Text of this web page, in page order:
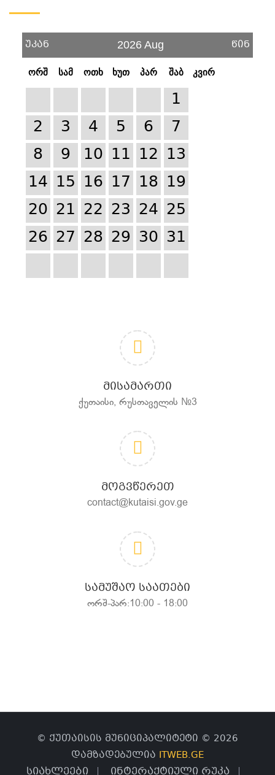
უკან 2026 Aug წინ
ორშ სამ ოთხ ხუთ პარ შაბ კვირ
1
2
3 4 5 6
7
8
9 10 11 12 13
14 15 16 17 18 19
20 21 22 23 24 25
26 27 28 29 30 31
ᲛᲘᲡᲐᲛᲐᲠᲗᲘ
ქუთაისი, რუსთაველის №3
ᲛᲝᲒᲕᲬᲔᲠᲔᲗ
contact@kutaisi.gov.ge
ᲡᲐᲛᲣᲨᲐᲝ ᲡᲐᲐᲗᲔᲑᲘ
ორშ-პარ:10:00 - 18:00
© ქუთაისის მუნიციპალიტეტი © 2026
დამზადებულია ITWEB.GE
სიახლეები ინტერაქტიული რუკა